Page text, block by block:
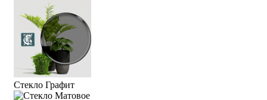
Стекло Графит